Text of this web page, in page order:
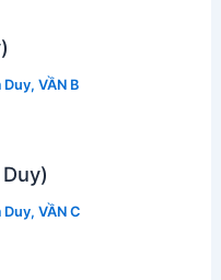
Duy, VẦN B
Duy, VẦN C